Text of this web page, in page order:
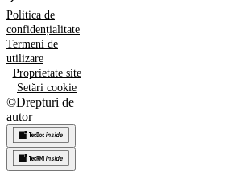
Politica de
confidențialitate
Termeni de
utilizare
Proprietate site
Setări cookie
©Drepturi de
autor